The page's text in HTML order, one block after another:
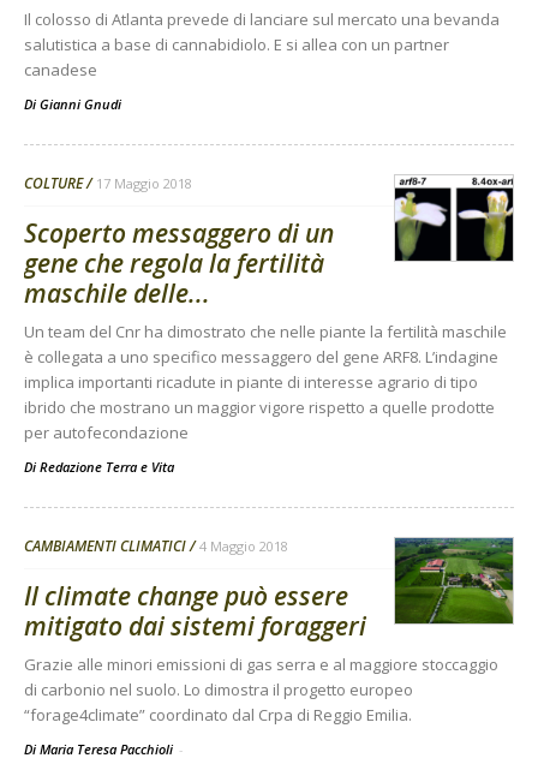
Il colosso di Atlanta prevede di lanciare sul mercato una bevanda
salutistica a base di cannabidiolo. E si allea con un partner
canadese
Di Gianni Gnudi
COLTURE 17 Maggio 2018
Scoperto messaggero di un
gene che regola la fertilità
maschile delle...
Un team del Cnr ha dimostrato che nelle piante la fertilità maschile
è collegata a uno specifico messaggero del gene ARF8. L’indagine
implica importanti ricadute in piante di interesse agrario di tipo
ibrido che mostrano un maggior vigore rispetto a quelle prodotte
per autofecondazione
Di Redazione Terra e Vita
CAMBIAMENTI CLIMATICI 4 Maggio 2018
Il climate change può essere
mitigato dai sistemi foraggeri
Grazie alle minori emissioni di gas serra e al maggiore stoccaggio
di carbonio nel suolo. Lo dimostra il progetto europeo
“forage4climate” coordinato dal Crpa di Reggio Emilia.
Di Maria Teresa Pacchioli -